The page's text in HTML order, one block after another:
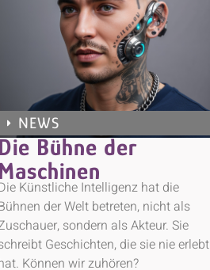
NEWS
Die Bühne der
Künstliche Intelligenz hat die
der Welt betreten, nicht als
sondern als Akteur. Sie
Geschichten, die sie nie erlebt
Können wir zuhören?